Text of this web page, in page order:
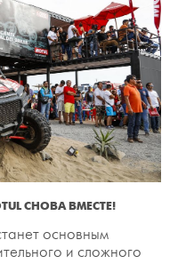
СНОВА ВМЕСТЕ!
основным
и сложного